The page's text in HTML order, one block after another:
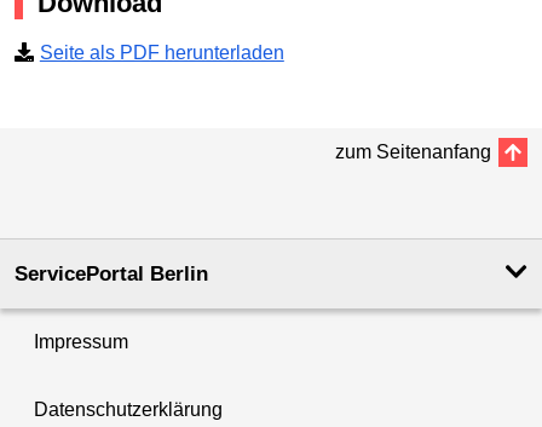
Seite als PDF herunterladen
zum Seitenanfang
ServicePortal Berlin
Impressum
Datenschutzerklärung